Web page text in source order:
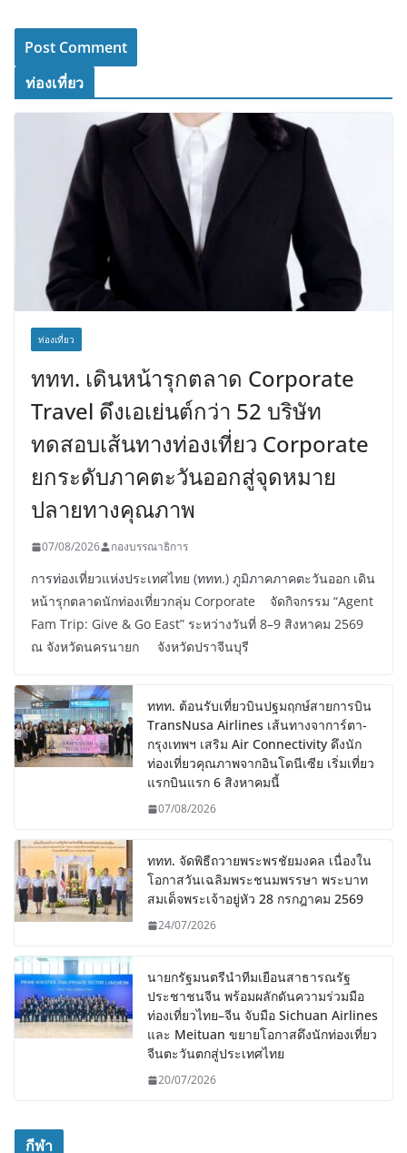
ท่องเที่ยว
ท่องเที่ยว
ททท. เดินหน้ารุกตลาด Corporate
Travel ดึงเอเย่นต์กว่า 52 บริษัท
ทดสอบเส้นทางท่องเที่ยว Corporate
ยกระดับภาคตะวันออกสู่จุดหมาย
ปลายทางคุณภาพ
07/08/2026 กองบรรณาธิการ
การท่องเที่ยวแห่งประเทศไทย (ททท.) ภูมิภาคภาคตะวันออก เดิน
หน้ารุกตลาดนักท่องเที่ยวกลุ่ม Corporate จัดกิจกรรม “Agent
Fam Trip: Give & Go East” ระหว่างวันที่ 8–9 สิงหาคม 2569
ณ จังหวัดนครนายก จังหวัดปราจีนบุรี
ททท. ต้อนรับเที่ยวบินปฐมฤกษ์สายการบิน
TransNusa Airlines เส้นทางจาการ์ตา-
กรุงเทพฯ เสริม Air Connectivity ดึงนัก
ท่องเที่ยวคุณภาพจากอินโดนีเซีย เริ่มเที่ยว
แรกบินแรก 6 สิงหาคมนี้
07/08/2026
ททท. จัดพิธีถวายพระพรชัยมงคล เนื่องใน
โอกาสวันเฉลิมพระชนมพรรษา พระบาท
สมเด็จพระเจ้าอยู่หัว 28 กรกฎาคม 2569
24/07/2026
นายกรัฐมนตรีนำทีมเยือนสาธารณรัฐ
ประชาชนจีน พร้อมผลักดันความร่วมมือ
ท่องเที่ยวไทย–จีน จับมือ Sichuan Airlines
และ Meituan ขยายโอกาสดึงนักท่องเที่ยว
จีนตะวันตกสู่ประเทศไทย
20/07/2026
กีฬา